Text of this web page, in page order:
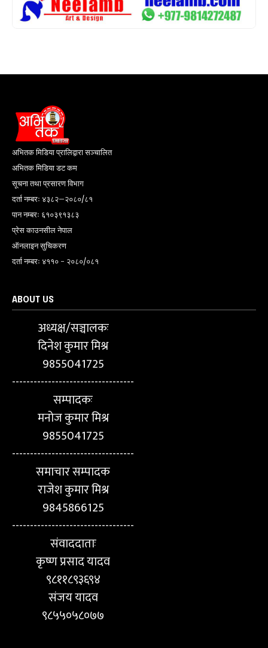
अभितक मिडिया प्रालिद्वारा सञ्चालित
अभितक मिडिया डट कम
सूचना तथा प्रसारण विभाग
दर्ता नम्बरः ४३८२–२०८०/८१
पान नम्बरः ६१०३९१३८३
प्रेस काउनसील नेपाल
ऑनलाइन सुचिकरण
दर्ता नम्बरः ४११० - २०८०/०८१
ABOUT US
अध्यक्ष/सञ्चालकः
दिनेश कुमार मिश्र
9855041725
----------------------------------
सम्पादकः
मनोज कुमार मिश्र
9855041725
----------------------------------
समाचार सम्पादक
राजेश कुमार मिश्र
9845866125
----------------------------------
संवाददाताः
कृष्ण प्रसाद यादव
९८११८९३६९४
संजय यादव
९८५५०५८०७७